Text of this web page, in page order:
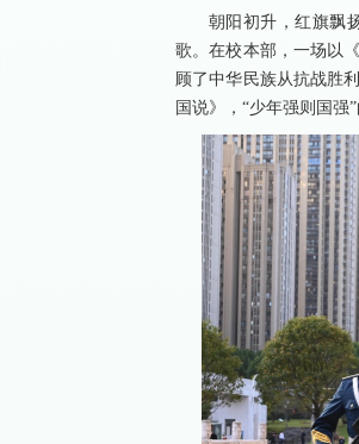
朝阳初升，红旗飘
歌。在校本部，一场以
顾了中华民族从抗战胜
国说》，“少年强则国强